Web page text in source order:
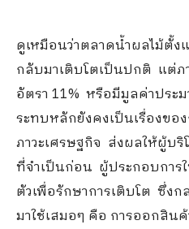
ดูเหมือนว่าตลาดน้ำผลไม้ตั้
กลับมาเติบโตเป็นปกติ แต่
อัตรา 11% หรือมีมูลค่าประ
ระทบหลักยังคงเป็นเรื่องขอ
ภาวะเศรษฐกิจ ส่งผลให้ผู้บ
ที่จำเป็นก่อน ผู้ประกอบการ
ตัวเพื่อรักษาการเติบโต ซึ่ง
มาใช้เสมอๆ คือ การออกสิน